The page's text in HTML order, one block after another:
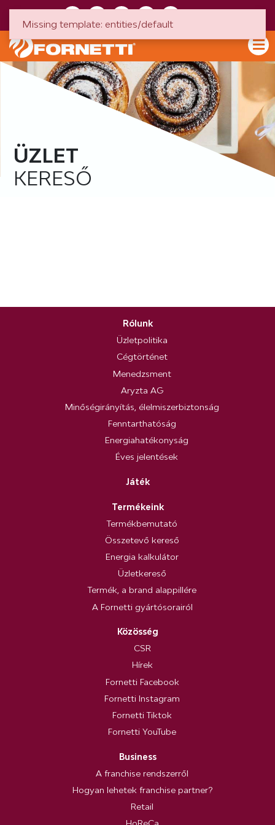
ÜZLET
KERESŐ
Rólunk
Üzletpolitika
Cégtörténet
Menedzsment
Aryzta AG
Minőségirányítás, élelmiszerbiztonság
Fenntarthatóság
Energiahatékonyság
Éves jelentések
Játék
Termékeink
Termékbemutató
Összetevő kereső
Energia kalkulátor
Üzletkereső
Termék, a brand alappillére
A Fornetti gyártósorairól
Közösség
CSR
Hírek
Fornetti Facebook
Fornetti Instagram
Fornetti Tiktok
Fornetti YouTube
Business
A franchise rendszerről
Hogyan lehetek franchise partner?
Retail
Missing template: entities/default